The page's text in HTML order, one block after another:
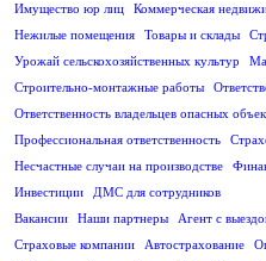
Имущество юр лиц
Коммерческая
Нежилые помещения
Товары и склады
Урожай сельскохозяйственных культур
Строительно-монтажные работы
Ответственность владельцев опасных
Профессиональная ответственность
Несчастные случаи на производстве
Инвестиции
ДМС для сотрудников
Вакансии
Наши партнеры Агент с
Страховые компании
Автострахование